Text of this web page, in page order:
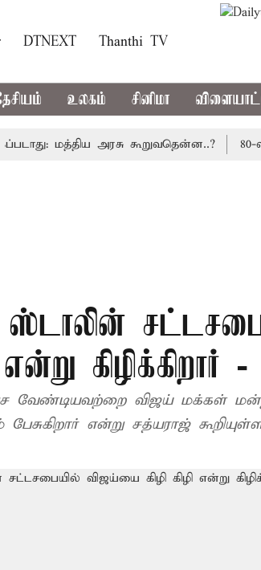
DTNEXT Thanthi TV
உலகம் சினிமா
மத்திய அரசு கூறுவதென்ன..? 80-வது
ஸ்டாலின்
என்று
என்று சத்யராஜ்